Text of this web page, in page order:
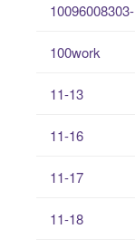
10096008303-
100work
11-13
11-16
11-17
11-18